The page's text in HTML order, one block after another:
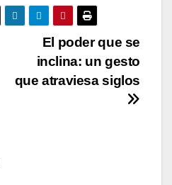
El poder que se
inclina: un gesto
que atraviesa siglos